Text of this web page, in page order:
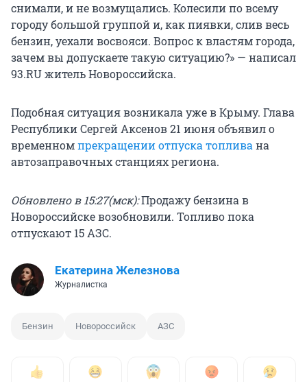
снимали, и не возмущались. Колесили по всему
городу большой группой и, как пиявки, слив весь
бензин, уехали восвояси. Вопрос к властям города,
зачем вы допускаете такую ситуацию?» — написал
93.RU житель Новороссийска.
Подобная ситуация возникала уже в Крыму. Глава
Республики Сергей Аксенов 21 июня объявил о
временномпрекращении отпуска топлива на
автозаправочных станциях региона.
Обновлено в 15:27(мск):Продажу бензина в
Новороссийске возобновили. Топливо пока
отпускают 15 АЗС.
Екатерина Железнова
Журналистка
Бензин Новороссийск АЗС